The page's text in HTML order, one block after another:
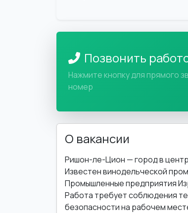
Позвонить
Нажмите кнопку для прямого
номер
О вакансии
Ришон-ле-Цион — город в
Известен винодельческой
Промышленные предприятия
Работа требует соблюдения
безопасности на рабочем